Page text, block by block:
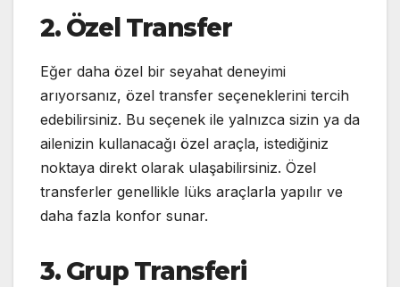
2. Özel Transfer
Eğer daha özel bir seyahat deneyimi
arıyorsanız, özel transfer seçeneklerini tercih
edebilirsiniz. Bu seçenek ile yalnızca sizin ya da
ailenizin kullanacağı özel araçla, istediğiniz
noktaya direkt olarak ulaşabilirsiniz. Özel
transferler genellikle lüks araçlarla yapılır ve
daha fazla konfor sunar.
3. Grup Transferi